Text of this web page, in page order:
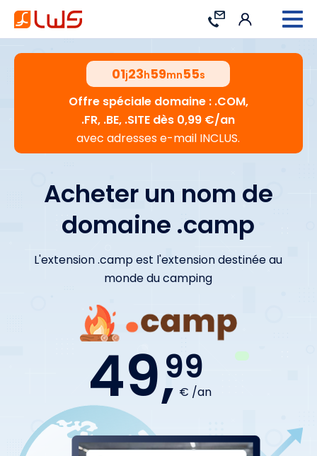
Contact Connexion
01j23h59mn54s
Offre spéciale domaine : .COM,
.FR, .BE, .SITE dès 0,99 €/an
avec adresses e-mail INCLUS.
Acheter un nom de
domaine .camp
L'extension .camp est l'extension destinée au
monde du camping
49,99
€ /an